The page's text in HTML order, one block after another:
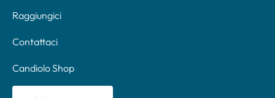
Raggiungici
Contattaci
Candiolo Shop